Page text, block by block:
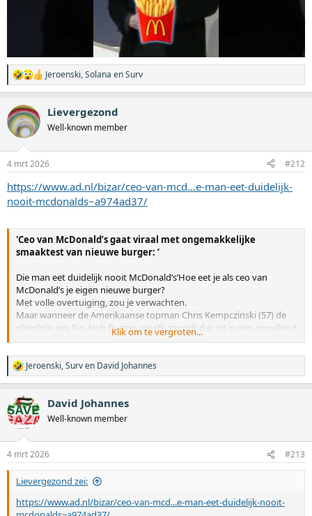
W
a
r
d
e
n
e
n
Jeroenski,Solana enSurv
Lievergezond
Well-known member
4 mrt 2026 #212
https://www.ad.nl/bizar/ceo-van-mcd...e-man-eet-duidelijk-
nooit-mcdonalds~a974ad37/
'Ceo van McDonald’s gaat viraal met ongemakkelijke
smaaktest van nieuwe burger: ‘
Die man eet duidelijk nooit McDonald’s’Hoe eet je als ceo van
McDonald’s je eigen nieuwe burger?
Met volle overtuiging, zou je verwachten.
Maar wanneer de Amerikaanse topman Chris Kempczinski (57) de
gloednieuwe Big Arch Burger proeft, mondt dat uit in een opvallend
ongemakkelijke smaaktest. Het filmpje gaat razendsnel viraal. ‘Die
man eet duidelijk nooit McDonald’s’, klinkt het.Buitenlandredactie
4 maart 2026
In de video die Kempczinski op zijn Instagram plaatste, zien we hoe
hij de Big Arch aankondigt, een nieuwe burger die binnenkort in de
Verenigde Staten verschijnt. Hij noemt het een ‘enorme burger’,
somt de ingrediënten op en kijkt er daarna wat verloren naar. „Ik
weet eigenlijk niet hoe ik hieraan moet beginnen”, klinkt het
aarzelend.
Dan komt het moment suprême. „Ik ga nu even proeven”, zegt
Kempczinski. Hij draait de burger wat onhandig rond, kijkt ernaar
Klik om te vergroten...
W
a
r
d
e
n
g
Jeroenski,Surven David Johannes
David Johannes
Well-known member
4 mrt 2026 #213
Lievergezond zei:
https://www.ad.nl/bizar/ceo-van-mcd...e-man-eet-duidelijk-nooit-